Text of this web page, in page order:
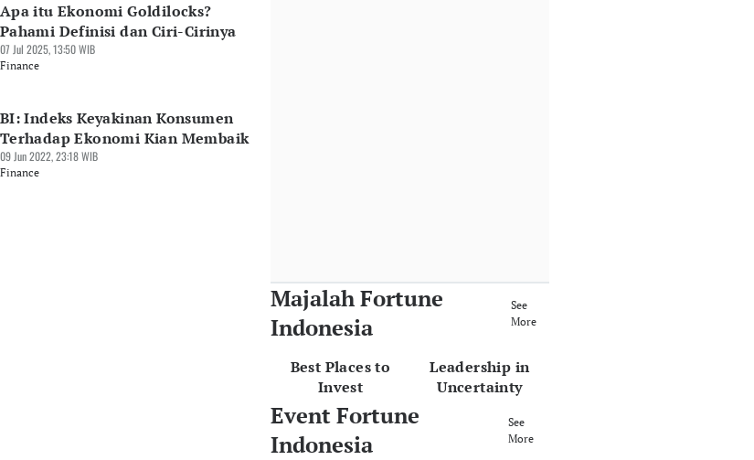
Apa itu Ekonomi Goldilocks?
Pahami Definisi dan Ciri-Cirinya
07 Jul 2025, 13:50 WIB
Finance
BI: Indeks Keyakinan Konsumen
Terhadap Ekonomi Kian Membaik
09 Jun 2022, 23:18 WIB
Finance
Majalah Fortune
Indonesia
See
More
Best Places to
Invest
Leadership in
Uncertainty
Event Fortune
Indonesia
See
More